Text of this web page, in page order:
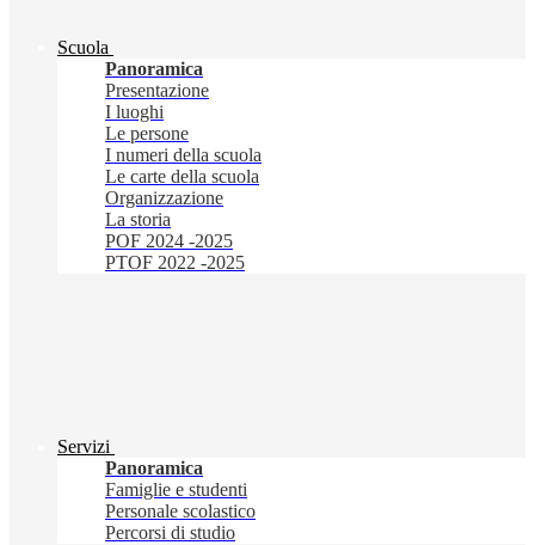
Scuola
Panoramica
Presentazione
I luoghi
Le persone
I numeri della scuola
Le carte della scuola
Organizzazione
La storia
POF 2024 -2025
PTOF 2022 -2025
Servizi
Panoramica
Famiglie e studenti
Personale scolastico
Percorsi di studio